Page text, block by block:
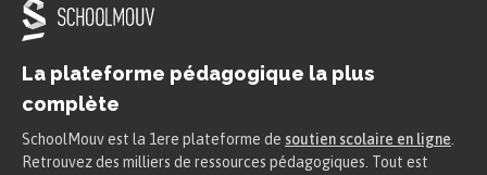
La plateforme pédagogique la plus
complète
SchoolMouv est la 1ere plateforme de soutien scolaire en ligne
Retrouvez des milliers de ressources pédagogiques. Tout est